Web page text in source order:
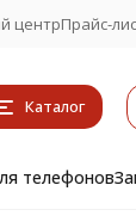
центрПрайс-
Каталог
телефонов